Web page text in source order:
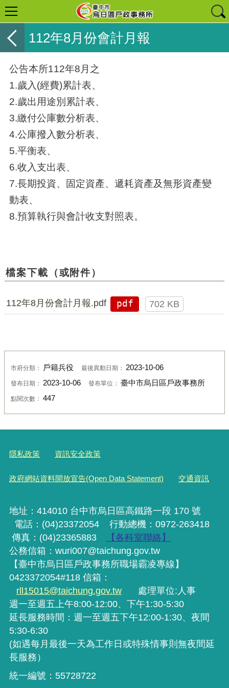
112年8月份會計月報
公告本所112年8月之
1.歲入(經費)累計表、
2.歲出用途別累計表、
3.繳付公庫數分析表、
4.公庫撥入數分析表、
5.平衡表、
6.收入支出表、
7.長期投資、固定資產、遞耗資產及無形資產變
動表、
8.預算執行與會計收支對照表。
檔案下載（或附件）
112年8月份會計月報.pdf pdf 702 KB
市府分類： 戶籍兵役 最後異動日期： 2023-10-06
發布日期： 2023-10-06 發布單位： 臺中市烏日區戶政事務所
點閱次數： 447
隱私政策 資訊安全政策
政府網站資料開放宣告(Open Data Statement) 交通資訊
地址：414010 台中市烏日區高鐵路一段 170 號
電話：(04)23372054 行動總機 ：0972-263418
傳真：(04)23365883
【各科室聯絡】
公務信箱：wuri007@taichung.gov.tw
【臺中市烏日區戶政事務所職場霸凌專線】
0423372054#118 信箱：
rll15015@taichung.gov.tw
處理單位:人事
週一至週五上午8:00-12:00、下午1:30-5:30
延長服務時間：週一至週五下午12:00-1:30、夜間
5:30-6:30
(如遇每月最後一天為工作日或特殊情事則無夜間延
長服務）
統一編號：55728722